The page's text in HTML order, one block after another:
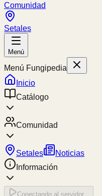
Comunidad
Setales
Menú
Menú Fungipedia
Inicio
Catálogo
Comunidad
Setales
Noticias
Información
Conectando al servidor...